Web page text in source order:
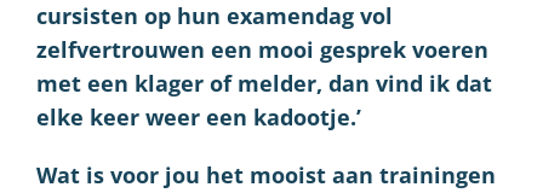
cursisten op hun examendag vol
zelfvertrouwen een mooi gesprek voeren
met een klager of melder, dan vind ik dat
elke keer weer een kadootje.’
Wat is voor jou het mooist aan trainingen